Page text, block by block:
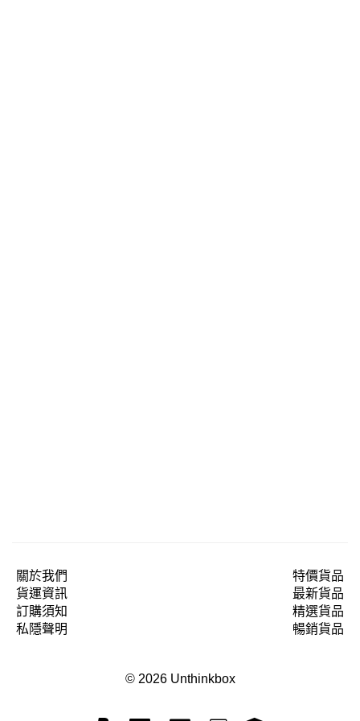
關於我們
貨運資訊
訂購須知
私隱聲明
特價貨品
最新貨品
精選貨品
暢銷貨品
© 2026 Unthinkbox